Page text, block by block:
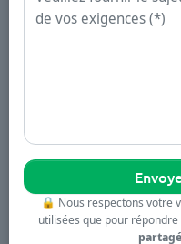
🔒 Nous respectons votre
utilisées que pour